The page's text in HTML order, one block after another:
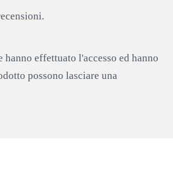
hanno effettuato l'accesso ed hanno
possono lasciare una